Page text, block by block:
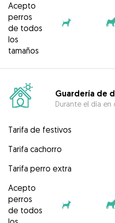
Acepto
perros
de todos
los
tamaños
Guardería de
Durante el día en
Tarifa de festivos
Tarifa cachorro
Tarifa perro extra
Acepto
perros
de todos